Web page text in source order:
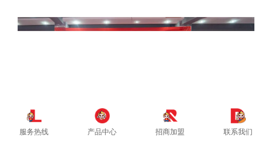
服务热线 产品中心 招商加盟 联系我们